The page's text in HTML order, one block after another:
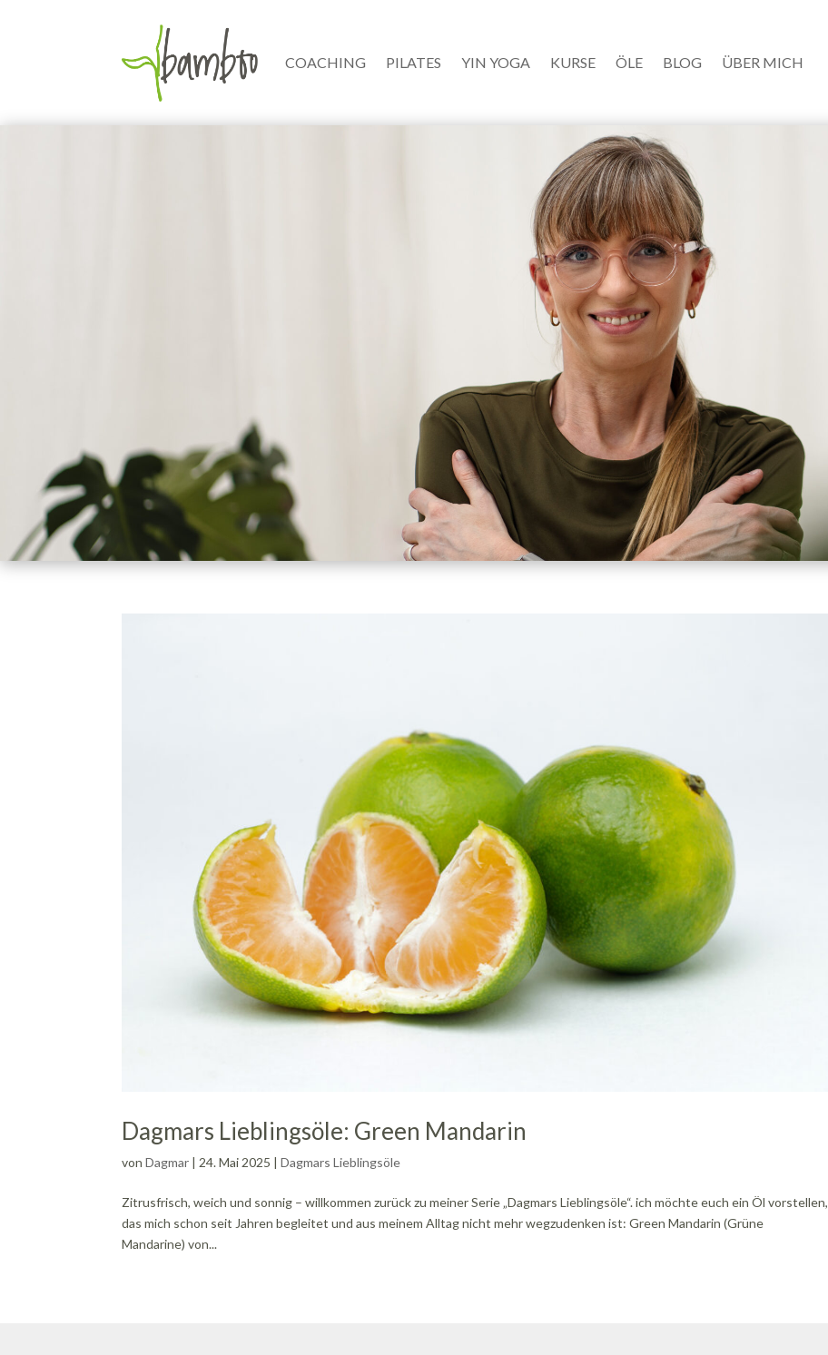
COACHING PILATES YIN YOGA KURSE ÖLE BLOG ÜBER MICH
Dagmars Lieblingsöle: Green Mandarin
vonDagmar |24. Mai 2025 |Dagmars Lieblingsöle
Zitrusfrisch, weich und sonnig – willkommen zurück zu meiner Serie „Dagmars Lieblingsöle“. ich möchte euch ein Öl vorstellen,
das mich schon seit Jahren begleitet und aus meinem Alltag nicht mehr wegzudenken ist: Green Mandarin (Grüne
Mandarine) von...